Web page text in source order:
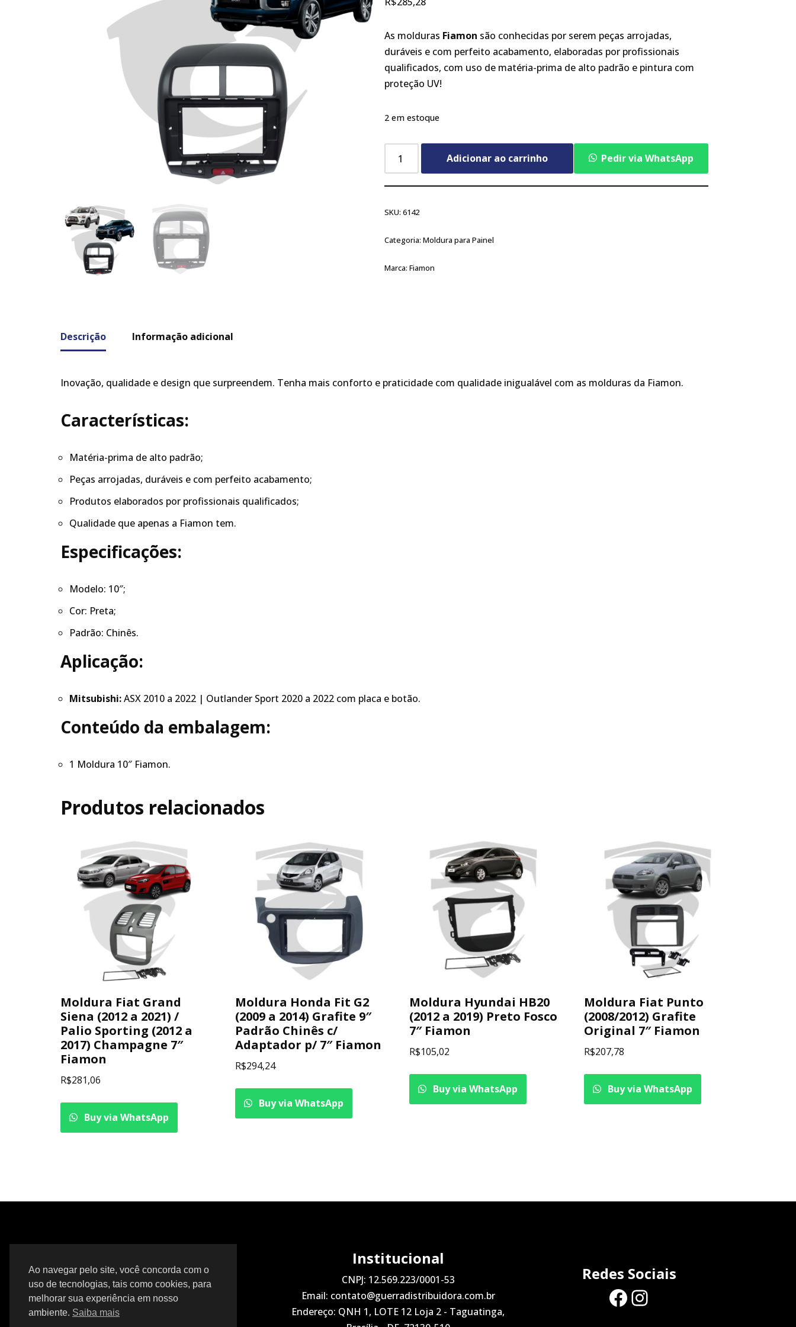
As molduras Fiamon são conhecidas por serem peças arrojadas,
duráveis e com perfeito acabamento, elaboradas por profissionais
qualificados, com uso de matéria-prima de alto padrão e pintura com
proteção UV!
2 em estoque
Adicionar ao carrinho Pedir via WhatsApp
SKU:6142
Categoria:Moldura para Painel
Marca:Fiamon
Descrição Informação adicional
Inovação, qualidade e design que surpreendem. Tenha mais conforto e praticidade com qualidade inigualável com as molduras da Fiamon.
Características:
Matéria-prima de alto padrão;
Peças arrojadas, duráveis e com perfeito acabamento;
Produtos elaborados por profissionais qualificados;
Qualidade que apenas a Fiamon tem.
Especificações:
Modelo: 10″;
Cor: Preta;
Padrão: Chinês.
Aplicação:
Mitsubishi:ASX 2010 a 2022 | Outlander Sport 2020 a 2022 com placa e botão.
Conteúdo da embalagem:
1 Moldura 10″ Fiamon.
Produtos relacionados
Moldura Fiat Grand
Siena (2012 a 2021) /
Palio Sporting (2012 a
2017) Champagne 7″
Fiamon
R$281,06
Buy via WhatsApp
Moldura Honda Fit G2
(2009 a 2014) Grafite 9″
Padrão Chinês c/
Adaptador p/ 7″ Fiamon
R$294,24
Buy via WhatsApp
Moldura Hyundai HB20
(2012 a 2019) Preto Fosco
7″ Fiamon
R$105,02
Buy via WhatsApp
Moldura Fiat Punto
(2008/2012) Grafite
Original 7″ Fiamon
R$207,78
Buy via WhatsApp
Institucional
CNPJ: 12.569.223/0001-53
Email: contato@guerradistribuidora.com.br
Endereço: QNH 1, LOTE 12 Loja 2 - Taguatinga,
Redes Sociais
Ao navegar pelo site, você concorda com o
uso de tecnologias, tais como cookies, para
melhorar sua experiência em nosso
ambiente. Saiba mais